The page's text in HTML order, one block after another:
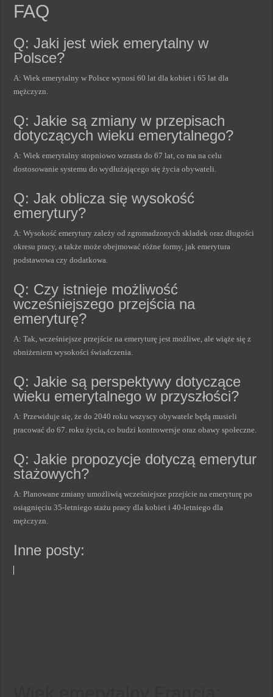
FAQ
Q: Jaki jest wiek emerytalny w
Polsce?
A: Wiek emerytalny w Polsce wynosi 60 lat dla kobiet i 65 lat dla
mężczyzn.
Q: Jakie są zmiany w przepisach
dotyczących wieku emerytalnego?
A: Wiek emerytalny stopniowo wzrasta do 67 lat, co ma na celu
dostosowanie systemu do wydłużającego się życia obywateli.
Q: Jak oblicza się wysokość
emerytury?
A: Wysokość emerytury zależy od zgromadzonych składek oraz długości
okresu pracy, a także może obejmować różne formy, jak emerytura
podstawowa czy dodatkowa.
Q: Czy istnieje możliwość
wcześniejszego przejścia na
emeryturę?
A: Tak, wcześniejsze przejście na emeryturę jest możliwe, ale wiąże się z
obniżeniem wysokości świadczenia.
Q: Jakie są perspektywy dotyczące
wieku emerytalnego w przyszłości?
A: Przewiduje się, że do 2040 roku wszyscy obywatele będą musieli
pracować do 67. roku życia, co budzi kontrowersje oraz obawy społeczne.
Q: Jakie propozycje dotyczą emerytur
stażowych?
A: Planowane zmiany umożliwią wcześniejsze przejście na emeryturę po
osiągnięciu 35-letniego stażu pracy dla kobiet i 40-letniego dla
mężczyzn.
Inne posty: